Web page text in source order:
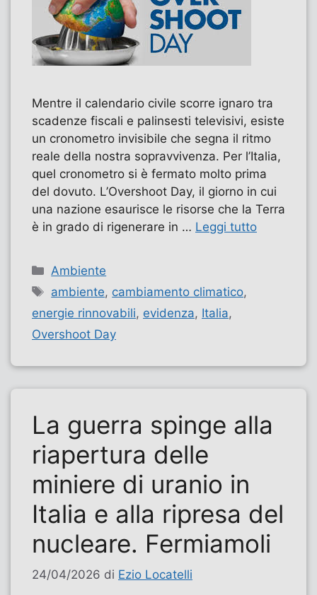
Mentre il calendario civile scorre ignaro tra
scadenze fiscali e palinsesti televisivi, esiste
un cronometro invisibile che segna il ritmo
reale della nostra sopravvivenza. Per l’Italia,
quel cronometro si è fermato molto prima
del dovuto. L’Overshoot Day, il giorno in cui
una nazione esaurisce le risorse che la Terra
è in grado di rigenerare in … Leggi tutto
Categorie
Ambiente
Tag
ambiente, cambiamento climatico,
energie rinnovabili, evidenza, Italia,
Overshoot Day
La guerra spinge alla
riapertura delle
miniere di uranio in
Italia e alla ripresa del
nucleare. Fermiamoli
24/04/2026 di Ezio Locatelli